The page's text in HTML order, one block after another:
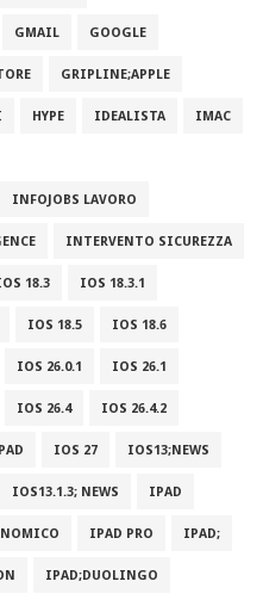
GMAIL GOOGLE
GRIPLINE;APPLE
HYPE IDEALISTA IMAC
INFOJOBS LAVORO
INTERVENTO SICUREZZA
18.3 IOS 18.3.1
IOS 18.5 IOS 18.6
IOS 26.0.1 IOS 26.1
IOS 26.4 IOS 26.4.2
IOS 27 IOS13;NEWS
IOS13.1.3; NEWS IPAD
IPAD PRO IPAD;
IPAD;DUOLINGO